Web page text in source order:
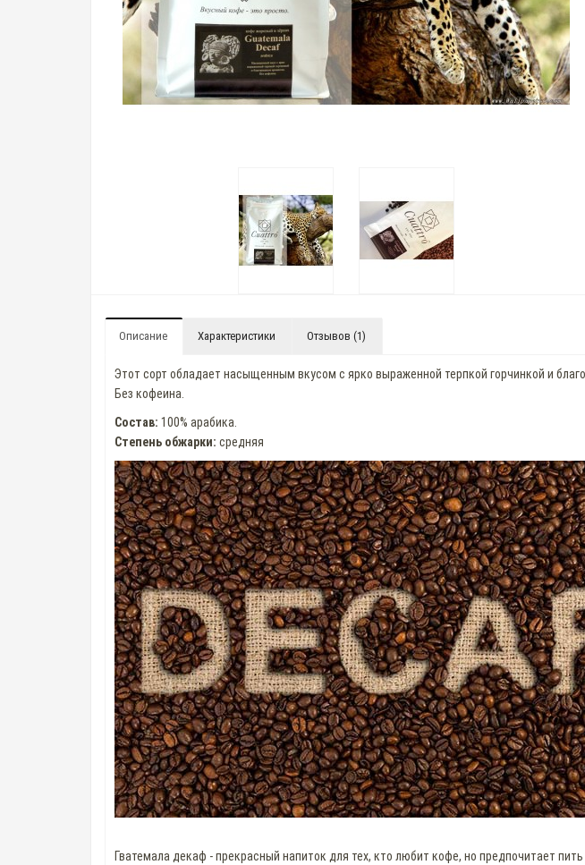
Описание Характеристики Отзывов (1)
Этот сорт обладает насыщенным вкусом с ярко выраженной терпкой горчинкой и
Без кофеина.
Состав: 100% арабика.
Степень обжарки: средняя
Гватемала декаф - прекрасный напиток для тех, кто любит кофе, но предпочитает